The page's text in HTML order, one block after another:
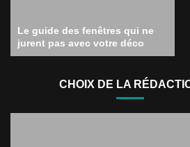
Le guide des fenêtres qui ne
jurent pas avec votre déco
CHOIX DE LA